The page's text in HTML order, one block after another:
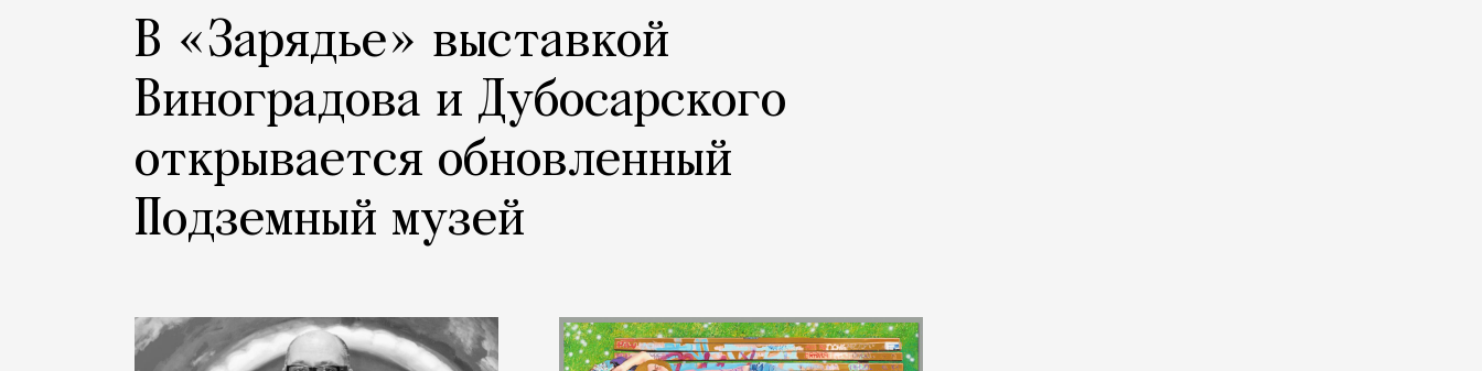
В «Зарядье» выставкой
Виноградова и Дубосарского
открывается обновленный
Подземный музей